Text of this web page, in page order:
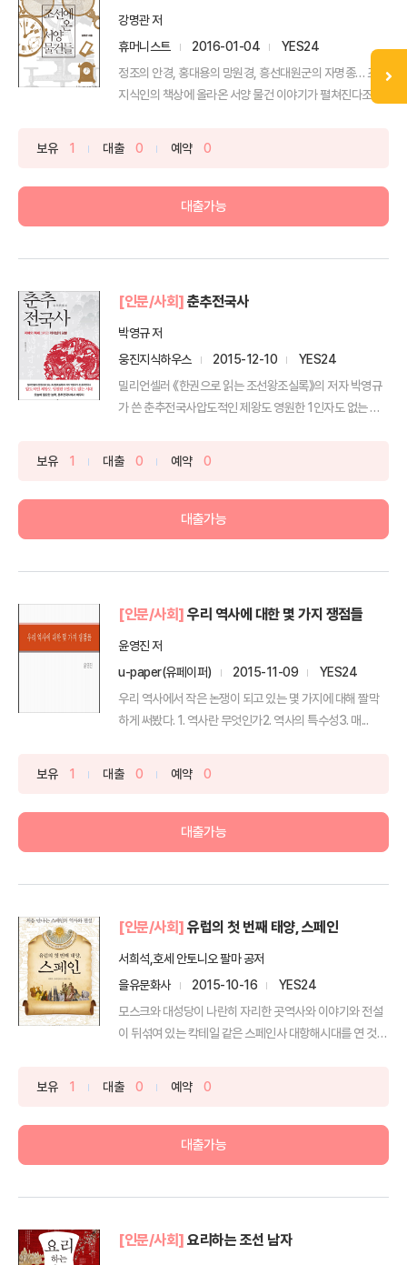
강명관 저
휴머니스트
2016-01-04
YES24
정조의 안경, 홍대용의 망원경, 흥선대원군의 자명종… 조선
지식인의 책상에 올라온 서양 물건 이야기가 펼쳐진다조선
보유 1 대출 0 예약 0
대출가능
[인문/사회] 춘추전국사
박영규 저
웅진지식하우스
2015-12-10
YES24
밀리언셀러 《한권으로 읽는 조선왕조실록》의 저자 박영규
가 쓴 춘추전국사압도적인 제왕도 영원한 1인자도 없는 시
보유 1 대출 0 예약 0
대출가능
[인문/사회] 우리 역사에 대한 몇 가지 쟁점들
윤영진 저
u-paper(유페이퍼)
2015-11-09
YES24
우리 역사에서 작은 논쟁이 되고 있는 몇 가지에 대해 짤막
하게 써봤다. 1. 역사란 무엇인가2. 역사의 특수성3. 매...
보유 1 대출 0 예약 0
대출가능
[인문/사회] 유럽의 첫 번째 태양, 스페인
서희석,호세 안토니오 팔마 공저
을유문화사
2015-10-16
YES24
모스크와 대성당이 나란히 자리한 곳역사와 이야기와 전설
이 뒤섞여 있는 칵테일 같은 스페인사 대항해시대를 연 것을
보유 1 대출 0 예약 0
대출가능
[인문/사회] 요리하는 조선 남자